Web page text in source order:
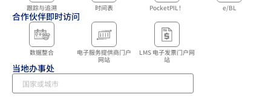
跟踪与追溯 时间表 PocketPIL！ e/BL
合作伙伴即时访问
数据整合
电子服务提供商门户
网站
LMS 电子发票门户网
站
当地办事处